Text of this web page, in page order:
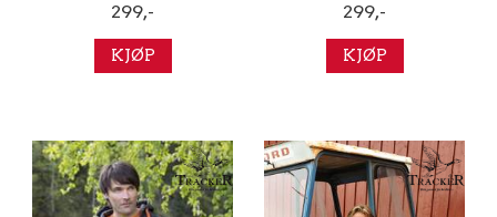
299,-
KJØP
299,-
KJØP